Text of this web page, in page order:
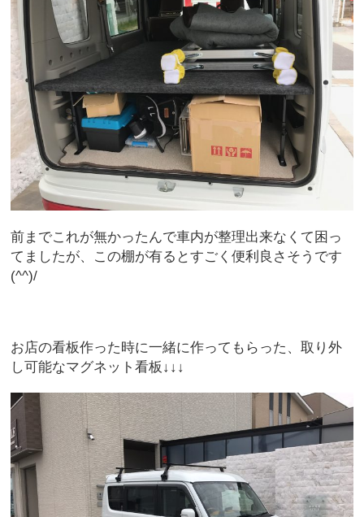
前までこれが無かったんで車内が整理出来なくて困っ
てましたが、この棚が有るとすごく便利良さそうです
(^^)/
お店の看板作った時に一緒に作ってもらった、取り外
し可能なマグネット看板↓↓↓